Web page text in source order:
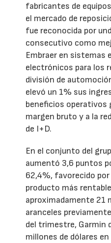
fabricantes de
el mercado de
fue reconocida por
consecutivo como
Embraer en sistemas
electrónicos para los
división de
elevó un 1% sus
beneficios operativos
margen bruto y a la
de I+D.
En el conjunto del
aumentó 3,6 puntos
62,4%, favorecido por
producto más
aproximadamente 21
aranceles
del trimestre, Garmin
millones de dólares